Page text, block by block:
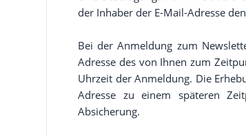
der Inhaber der E-Mail-Adresse
Bei der Anmeldung zum
Adresse des von Ihnen zum
Uhrzeit der Anmeldung. Die
Adresse zu einem späteren
Absicherung.